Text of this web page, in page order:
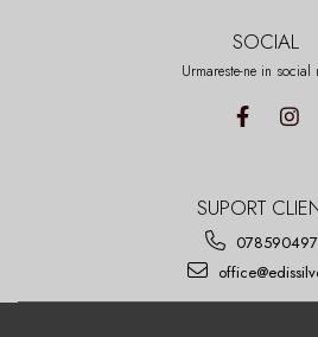
SOCIAL
Urmareste-ne in social
SUPORT